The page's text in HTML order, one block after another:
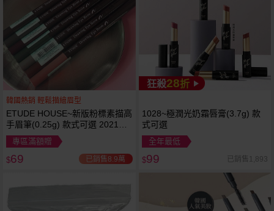
韓國熱銷 輕鬆描繪眉型
ETUDE HOUSE~新版粉標素描高
手眉筆(0.25g) 款式可選 2021最
新版
專區滿額贈
$69 已銷售8.9萬
狂殺28折
1028~極潤光奶霜唇膏(3.7g) 款
式可選
全年最低
$99 已銷售1,893